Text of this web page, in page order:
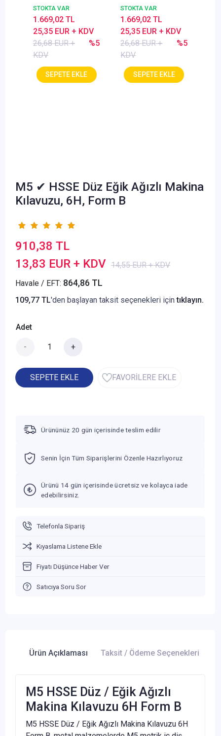
Kılavuzu, 6H,
Form B
STOKTA VAR
26,68 EUR +
KDV
%5
25,35 EUR + KDV
1.669,02 TL
Kılavuzu, 6H,
Form B
STOKTA VAR
26,68 EUR +
KDV
%5
25,35 EUR + KDV
1.669,02 TL
M5 ✔ HSSE Düz Eğik Ağızlı Makina
Kılavuzu, 6H, Form B
910,38 TL
13,83 EUR + KDV 14,55 EUR + KDV
Havale / EFT: 864,86 TL
109,77 TL'den başlayan taksit seçenekleri içintıklayın.
Adet
- +
SEPETE EKLE FAVORİLERE EKLE
Ürününüz 20 gün içerisinde teslim edilir
Senin İçin Tüm Siparişlerini Özenle Hazırlıyoruz
Ürünü 14 gün içerisinde ücretsiz ve kolayca iade
edebilirsiniz.
Telefonla Sipariş
Kıyaslama Listene Ekle
Fiyatı Düşünce Haber Ver
Satıcıya Soru Sor
Ürün Açıklaması Taksit / Ödeme Seçenekleri
M5 HSSE Düz / Eğik Ağızlı
Makina Kılavuzu 6H Form B
M5 HSSE Düz / Eğik Ağızlı Makina Kılavuzu 6H